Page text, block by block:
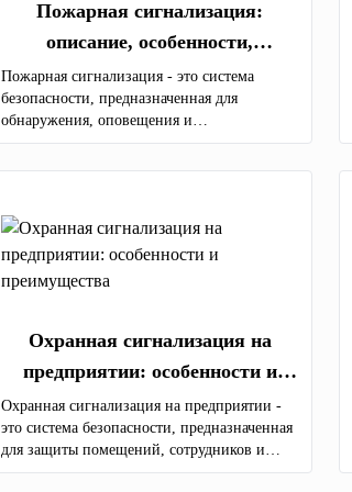
Пожарная сигнализация:
описание, особенности,
элементы, типы и преимущества
Пожарная сигнализация - это система
безопасности, предназначенная для
обнаружения, оповещения и
предупреждения о возгораниях.
Охранная сигнализация на
предприятии: особенности и
преимущества
Охранная сигнализация на предприятии -
это система безопасности, предназначенная
для защиты помещений, сотрудников и
имущества компании от угроз, вторжений